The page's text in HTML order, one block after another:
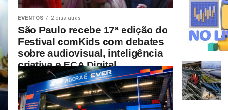
EVENTOS 2 dias atrás
São Paulo recebe 17ª edição do
Festival comKids com debates
sobre audiovisual, inteligência
criativa e ECA Digital